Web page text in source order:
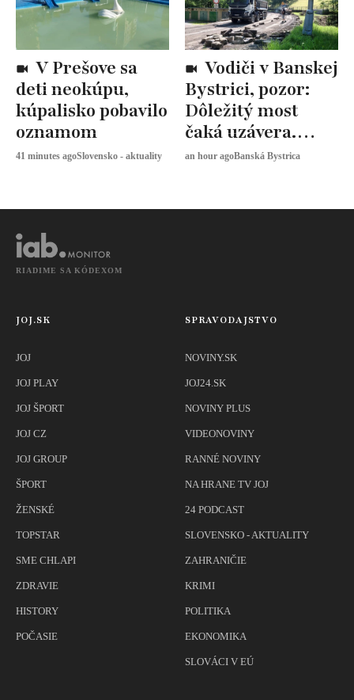
deti neokúpu,
kúpalisko pobavilo
oznamom
41 minutes agoSlovensko - aktuality
Bystrici, pozor:
Dôležitý most
čaká uzávera.
Vieme, čo sa
an hour agoBanská Bystrica
RIADIME SA KÓDEXOM
JOJ.SK
JOJ
JOJ PLAY
JOJ ŠPORT
JOJ CZ
JOJ GROUP
ŠPORT
ŽENSKÉ
TOPSTAR
SME CHLAPI
ZDRAVIE
HISTORY
POČASIE
SPRAVODAJSTVO
NOVINY.SK
JOJ24.SK
NOVINY PLUS
VIDEONOVINY
RANNÉ NOVINY
NA HRANE TV JOJ
24 PODCAST
SLOVENSKO - AKTUALITY
ZAHRANIČIE
KRIMI
POLITIKA
EKONOMIKA
SLOVÁCI V EÚ